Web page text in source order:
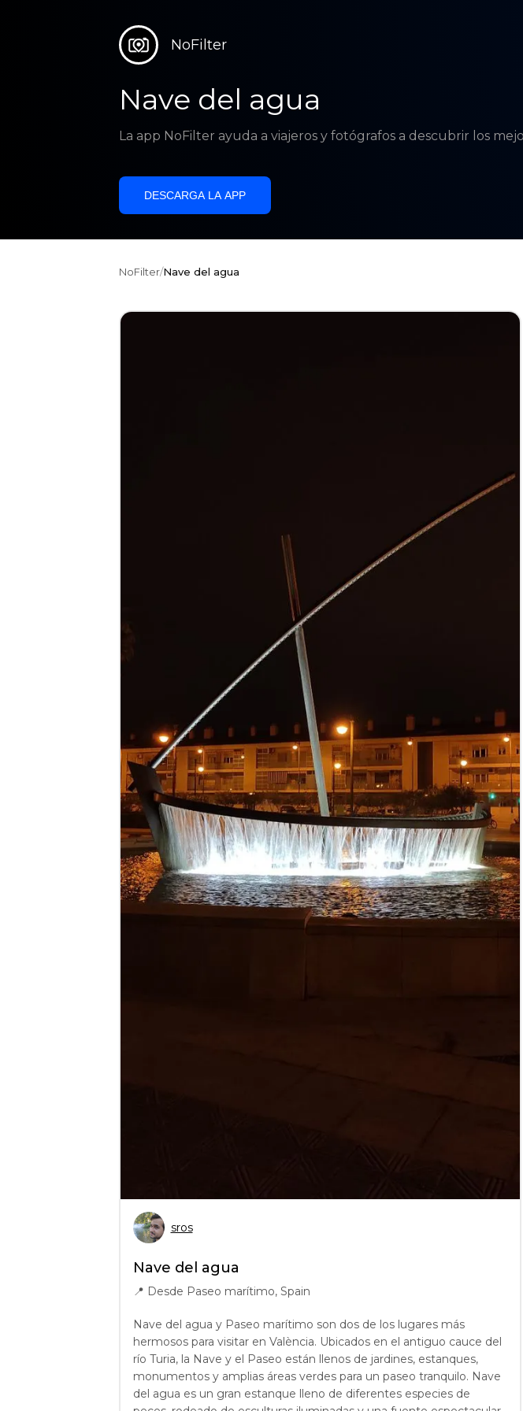
NoFilter
Nave del agua
La app NoFilter ayuda a viajeros y fotógrafos a descubrir los
DESCARGA LA APP
NoFilter/Nave del agua
sros
Nave del agua
📍 Desde Paseo marítimo, Spain
Nave del agua y Paseo marítimo son dos de los lugares más
hermosos para visitar en València. Ubicados en el antiguo cauce del
río Turia, la Nave y el Paseo están llenos de jardines, estanques,
monumentos y amplias áreas verdes para un paseo tranquilo. Nave
del agua es un gran estanque lleno de diferentes especies de